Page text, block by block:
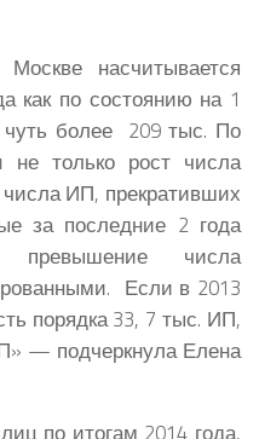
насчитывается
как по состоянию на 1
более 209 тыс. По
не только рост числа
ИП, прекративших
за последние 2 года
превышение числа
Если в 2013
порядка 33, 7 тыс. ИП,
— подчеркнула Елена
по итогам 2014 года,